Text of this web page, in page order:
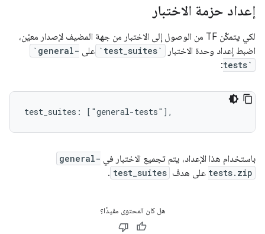
إعداد حزمة الاختبار
لكي يتمكّن TF من الوصول إلى الاختبار من جهة المضيف لإصدار معيّن،
اضبط إعداد وحدة الاختبار
`test_suites` على `general-
tests`
:
test_suites: ["general-tests"],
باستخدام هذا الإعداد، يتم تجميع الاختبار في general-
tests.zip على هدف test_suites
.
هل كان المحتوى مفيدًا؟